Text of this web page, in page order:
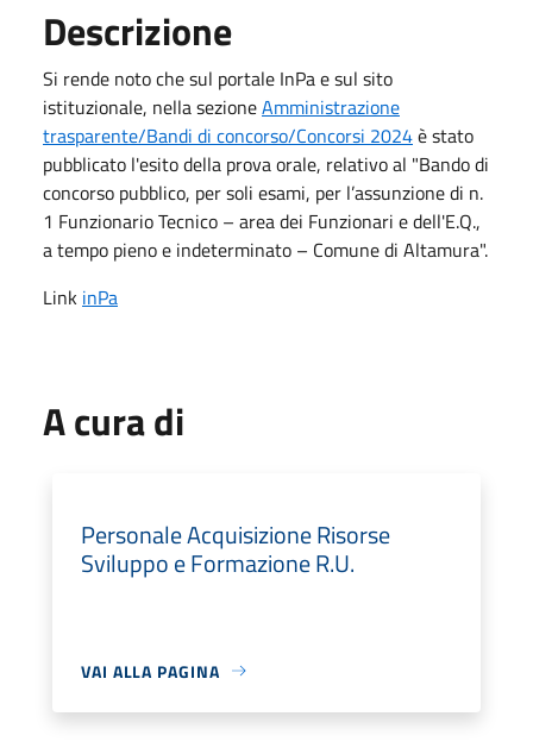
Descrizione
Si rende noto che sul portale InPa e sul sito
istituzionale, nella sezioneAmministrazione
trasparente/Bandi di concorso/Concorsi 2024è stato
pubblicato l'esito della prova orale, relativo al "Bando di
concorso pubblico, per soli esami, per l’assunzione di n.
1 Funzionario Tecnico – area dei Funzionari e dell'E.Q.,
a tempo pieno e indeterminato – Comune di Altamura".
Link inPa
A cura di
Personale Acquisizione Risorse
Sviluppo e Formazione R.U.
VAI ALLA PAGINA